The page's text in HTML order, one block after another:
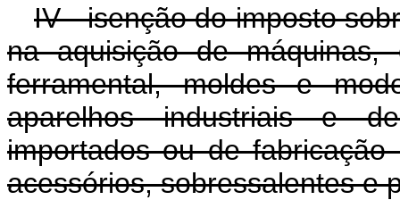
IV - isenção do imposto
na aquisição de máquinas,
ferramental, moldes e
aparelhos industriais e
importados ou de
acessórios, sobressalentes e